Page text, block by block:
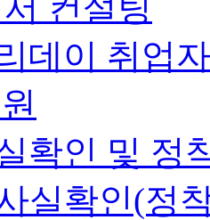
데이 취업
확인 및 정
실확인(정